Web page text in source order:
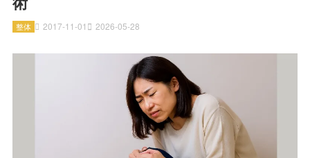
2017-11-01 2026-05-28
整体